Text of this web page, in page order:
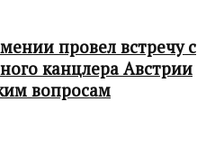
провел встречу с
канцлера Австрии
вопросам